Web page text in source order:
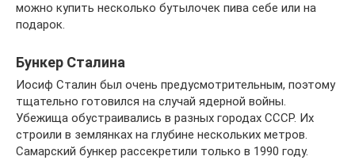
можно купить несколько бутылочек пива себе или на
подарок.
Бункер Сталина
Иосиф Сталин был очень предусмотрительным, поэтому
тщательно готовился на случай ядерной войны.
Убежища обустраивались в разных городах СССР. Их
строили в землянках на глубине нескольких метров.
Самарский бункер рассекретили только в 1990 году.